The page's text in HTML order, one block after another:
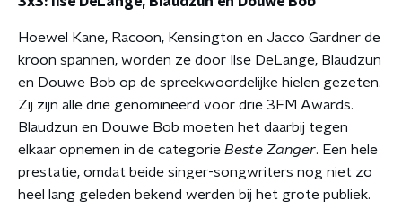
Hoewel Kane, Racoon, Kensington en Jacco Gardner de
kroon spannen, worden ze door Ilse DeLange, Blaudzun
en Douwe Bob op de spreekwoordelijke hielen gezeten.
Zij zijn alle drie genomineerd voor drie 3FM Awards.
Blaudzun en Douwe Bob moeten het daarbij tegen
elkaar opnemen in de categorie Beste Zanger. Een hele
prestatie, omdat beide singer-songwriters nog niet zo
heel lang geleden bekend werden bij het grote publiek.